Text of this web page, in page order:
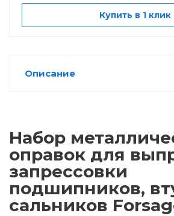
Купить в 1 клик
Описание
Набор
оправок для
запрессовки
подшипников,
сальников